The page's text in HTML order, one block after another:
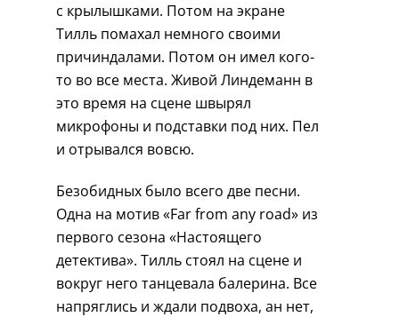
с крылышками. Потом на экране
Тилль помахал немного своими
причиндалами. Потом он имел кого-
то во все места. Живой Линдеманн в
это время на сцене швырял
микрофоны и подставки под них. Пел
и отрывался вовсю.
Безобидных было всего две песни.
Одна на мотив «Far from any road» из
первого сезона «Настоящего
детектива». Тилль стоял на сцене и
вокруг него танцевала балерина. Все
напряглись и ждали подвоха, ан нет,